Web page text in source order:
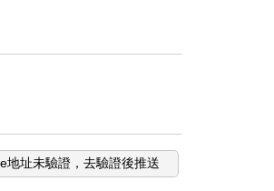
地址未驗證，去驗證後推送